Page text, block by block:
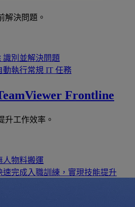
解決問題。
識別並解決問題
動執行常規 IT 任務
Frontline
升工作效率。
人物料搬運
速完成入職訓練，實現技能提升